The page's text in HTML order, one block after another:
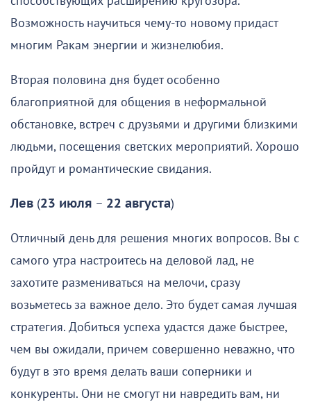
Возможность научиться чему-то новому придаст
многим Ракам энергии и жизнелюбия.
Вторая половина дня будет особенно
благоприятной для общения в неформальной
обстановке, встреч с друзьями и другими близкими
людьми, посещения светских мероприятий. Хорошо
пройдут и романтические свидания.
Лев (23 июля – 22 августа)
Отличный день для решения многих вопросов. Вы с
самого утра настроитесь на деловой лад, не
захотите размениваться на мелочи, сразу
возьметесь за важное дело. Это будет самая лучшая
стратегия. Добиться успеха удастся даже быстрее,
чем вы ожидали, причем совершенно неважно, что
будут в это время делать ваши соперники и
конкуренты. Они не смогут ни навредить вам, ни